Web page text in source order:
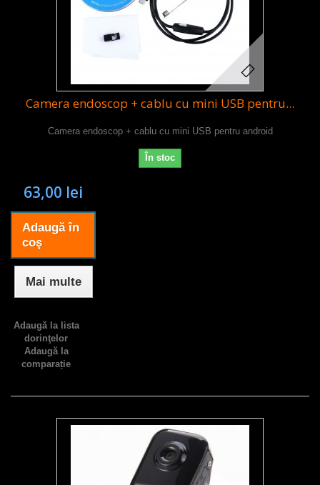
Camera endoscop + cablu cu mini USB pentru...
Camera endoscop + cablu cu mini USB pentru android
În stoc
63,00 lei
Adaugă în
coş
Mai multe
Adaugă la lista
dorinţelor
Adaugă la
comparație